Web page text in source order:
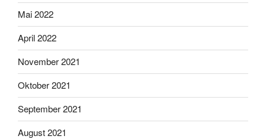
Mai 2022
April 2022
November 2021
Oktober 2021
September 2021
August 2021